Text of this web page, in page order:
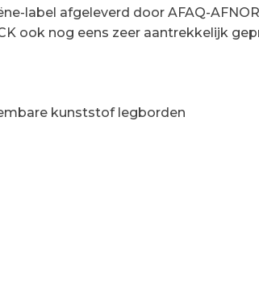
label afgeleverd door AFAQ-AFNOR
ook nog eens zeer aantrekkelijk
kunststof legborden